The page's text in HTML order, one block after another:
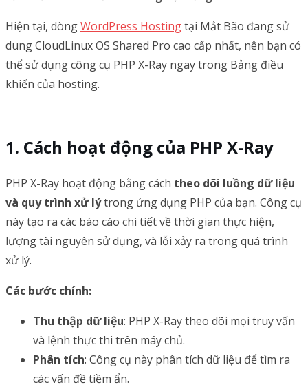
Hiện tại, dòngWordPress Hostingtại Mắt Bão đang sử
dung CloudLinux OS Shared Pro cao cấp nhất, nên bạn có
thể sử dụng công cụ PHP X-Ray ngay trong Bảng điều
khiển của hosting.
Cách hoạt động của PHP X-Ray
PHP X-Ray hoạt động bằng cách theo dõi luồng dữ liệu
và quy trình xử lýtrong ứng dụng PHP của bạn. Công cụ
này tạo ra các báo cáo chi tiết về thời gian thực hiện,
lượng tài nguyên sử dụng, và lỗi xảy ra trong quá trình
xử lý.
Các bước chính:
Thu thập dữ liệu: PHP X-Ray theo dõi mọi truy vấn
và lệnh thực thi trên máy chủ.
Phân tích: Công cụ này phân tích dữ liệu để tìm ra
các vấn đề tiềm ẩn.